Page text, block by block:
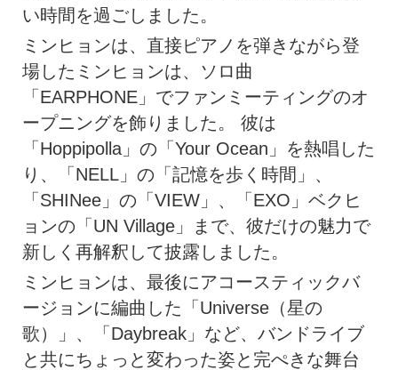
い時間を過ごしました。
ミンヒョンは、直接ピアノを弾きながら登
場したミンヒョンは、ソロ曲
「EARPHONE」でファンミーティングのオ
ープニングを飾りました。 彼は
「Hoppipolla」の「Your Ocean」を熱唱した
り、「NELL」の「記憶を歩く時間」、
「SHINee」の「VIEW」、「EXO」ベクヒ
ョンの「UN Village」まで、彼だけの魅力で
新しく再解釈して披露しました。
ミンヒョンは、最後にアコースティックバ
ージョンに編曲した「Universe（星の
歌）」、「Daybreak」など、バンドライブ
と共にちょっと変わった姿と完ぺきな舞台